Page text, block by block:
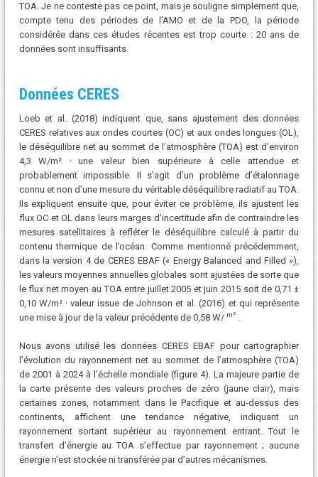
TOA. Je ne conteste pas ce point, mais je souligne simplement que,
compte tenu des périodes de l’AMO et de la PDO, la période
considérée dans ces études récentes est trop courte : 20 ans de
données sont insuffisants.
Données CERES
Loeb et al. (2018) indiquent que, sans ajustement des données
CERES relatives aux ondes courtes (OC) et aux ondes longues (OL),
le déséquilibre net au sommet de l’atmosphère (TOA) est d’environ
4,3 W/m²
une valeur bien supérieure à celle attendue et
probablement impossible. Il s’agit d’un problème d’étalonnage
connu et non d’une mesure du véritable déséquilibre radiatif au TOA.
Ils expliquent ensuite que, pour éviter ce problème, ils ajustent les
flux OC et OL dans leurs marges d’incertitude afin de contraindre les
mesures satellitaires à refléter le déséquilibre calculé à partir du
contenu thermique de l’océan. Comme mentionné précédemment,
dans la version 4 de CERES EBAF (« Energy Balanced and Filled »),
les valeurs moyennes annuelles globales sont ajustées de sorte que
le flux net moyen au TOA entre juillet 2005 et juin 2015 soit de 0,71 ±
0,10 W/m² valeur issue de Johnson et al. (2016) et qui représente
une mise à jour de la valeur précédente de 0,58 W/ m².
Nous avons utilisé les données CERES EBAF pour cartographier
l’évolution du rayonnement net au sommet de l’atmosphère (TOA)
de 2001 à 2024 à l’échelle mondiale (figure 4). La majeure partie de
la carte présente des valeurs proches de zéro (jaune clair), mais
certaines zones, notamment dans le Pacifique et au-dessus des
continents, affichent une tendance négative, indiquant un
rayonnement sortant supérieur au rayonnement entrant. Tout le
transfert d’énergie au TOA s’effectue par rayonnement ; aucune
énergie n’est stockée ni transférée par d’autres mécanismes.